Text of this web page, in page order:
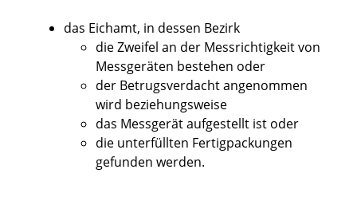
das Eichamt, in dessen Bezirk
die Zweifel an der Messrichtigkeit von
Messgeräten bestehen oder
der Betrugsverdacht angenommen
wird beziehungsweise
das Messgerät aufgestellt ist oder
die unterfüllten Fertigpackungen
gefunden werden.